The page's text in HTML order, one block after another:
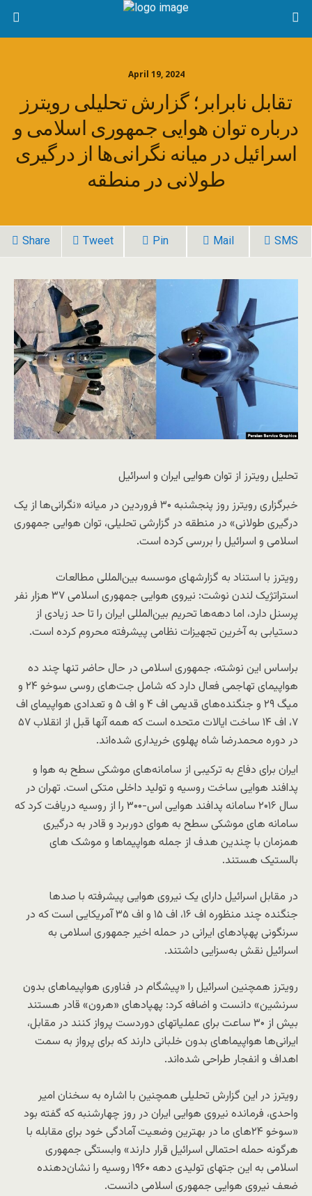
April 19, 2024
تقابل نابرابر؛ گزارش تحلیلی رویترز
درباره توان هوایی جمهوری اسلامی و
اسرائیل در میانه نگرانی‌ها از درگیری
طولانی در منطقه
Share Tweet Pin Mail SMS
تحلیل رویترز از توان هوایی ایران و اسرائیل
خبرگزاری رویترز روز پنجشنبه ۳۰ فروردین در میانه «نگرانی‌ها از یک
درگیری طولانی» در منطقه در گزارشی تحلیلی، توان هوایی جمهوری
اسلامی و اسرائیل را بررسی کرده است.
رویترز با استناد به گزارشهای موسسه بین‌المللی مطالعات
استراتژیک لندن نوشت: نیروی هوایی جمهوری اسلامی ۳۷ هزار نفر
پرسنل دارد، اما دهه‌ها تحریم بین‌المللی ایران را تا حد زیادی از
دستیابی به آخرین تجهیزات نظامی پیشرفته محروم کرده است.
براساس این نوشته، جمهوری اسلامی در حال حاضر تنها چند ده
هواپیمای تهاجمی فعال دارد که شامل جت‌های روسی سوخو ۲۴ و
میگ ۲۹ و جنگنده‌های قدیمی اف ۴ و اف ۵ و تعدادی هواپیمای اف
۷، اف ۱۴ ساخت ایالات متحده است که همه آنها قبل از انقلاب ۵۷
در دوره محمدرضا شاه پهلوی خریداری شده‌اند.
ایران برای دفاع به ترکیبی از سامانه‌های موشکی سطح به هوا و
پدافند هوایی ساخت روسیه و تولید داخلی متکی است. تهران در
سال ۲۰۱۶ سامانه پدافند هوایی اس-۳۰۰ را از روسیه دریافت کرد که
سامانه های موشکی سطح به هوای دوربرد و قادر به درگیری
همزمان با چندین هدف از جمله هواپیماها و موشک های
بالستیک هستند.
در مقابل اسرائیل دارای یک نیروی هوایی پیشرفته با صدها
جنگنده چند منظوره اف ۱۶، اف ۱۵ و اف ۳۵ آمریکایی است که در
سرنگونی پهپادهای ایرانی در حمله اخیر جمهوری اسلامی به
اسرائیل نقش به‌سزایی داشتند.
رویترز همچنین اسرائیل را «پیشگام در فناوری هواپیماهای بدون
سرنشین» دانست و اضافه کرد: پهپادهای «هرون» قادر هستند
بیش از ۳۰ ساعت برای عملیاتهای دوردست پرواز کنند در مقابل،
ایرانی‌ها هواپیماهای بدون خلبانی دارند که برای پرواز به سمت
اهداف و انفجار طراحی شده‌اند.
رویترز در این گزارش تحلیلی همچنین با اشاره به سخنان امیر
واحدی، فرمانده نیروی هوایی ایران در روز چهارشنبه که گفته بود
«سوخو ۲۴های ما در بهترین وضعیت آمادگی خود برای مقابله با
هرگونه حمله احتمالی اسرائیل قرار دارند» وابستگی جمهوری
اسلامی به این جتهای تولیدی دهه ۱۹۶۰ روسیه را نشان‌دهنده
ضعف نیروی هوایی جمهوری اسلامی دانست.